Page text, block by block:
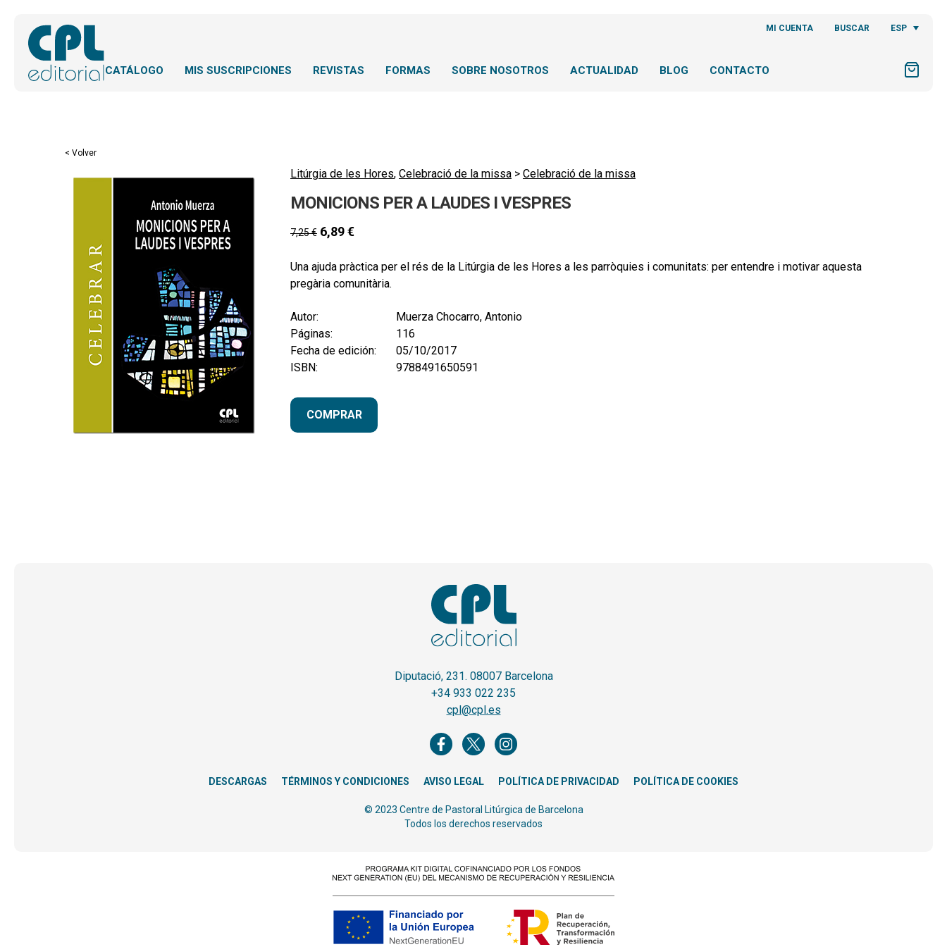
MI CUENTA BUSCAR ESP
CATÁLOGO MIS SUSCRIPCIONES REVISTAS FORMAS SOBRE NOSOTROS ACTUALIDAD BLOG CONTACTO
< Volver
Litúrgia de les Hores, Celebració de la missa > Celebració de la missa
MONICIONS PER A LAUDES I VESPRES
7,25€ 6,89€
Una ajuda pràctica per el rés de la Litúrgia de les Hores a les parròquies i comunitats: per entendre i motivar aquesta
pregària comunitària.
Autor:
Muerza Chocarro, Antonio
Páginas:
116
Fecha de edición:
05/10/2017
ISBN:
9788491650591
COMPRAR
Diputació, 231. 08007 Barcelona
+34 933 022 235
cpl@cpl.es
DESCARGAS TÉRMINOS Y CONDICIONES AVISO LEGAL POLÍTICA DE PRIVACIDAD POLÍTICA DE COOKIES
© 2023 Centre de Pastoral Litúrgica de Barcelona
Todos los derechos reservados